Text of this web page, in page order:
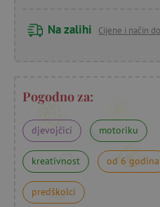
Na zalihi Cijene i način
Pogodno za:
djevojčici motoriku
kreativnost od 6 godina
predškolci